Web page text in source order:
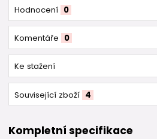
Hodnocení 0
Komentáře 0
Ke stažení
Související zboží 4
Kompletní specifikace